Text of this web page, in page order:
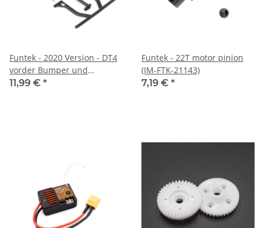
Funtek - 2020 Version - DT4
vorder Bumper und
karoserie halter
11,99 € *
Funtek - 22T motor pinion
(IM-FTK-21143)
7,19 € *